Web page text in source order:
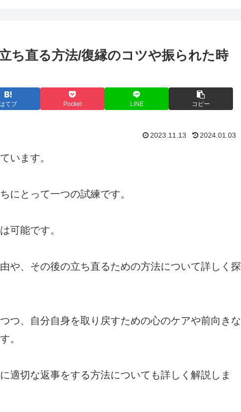
ち直る方法/復縁のコツや振られた時
てブ Pocket LINE コピー
2023.11.13 2024.01.03
います。
にとって一つの試練です。
可能です。
や、その後の立ち直るための方法について詳しく探
つ、自分自身を取り戻すための心のケアや前向きな
。
適切な返事をする方法についても詳しく解説しま